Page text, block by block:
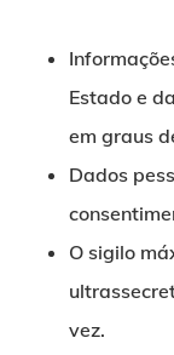
Estado e
em graus
Dados
O sigilo
vez.